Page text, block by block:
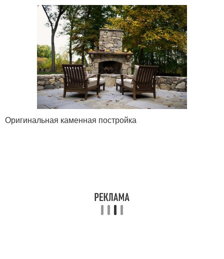
Оригинальная каменная постройка